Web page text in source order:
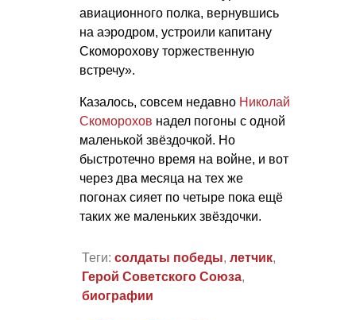
авиационного полка, вернувшись
на аэродром, устроили капитану
Скоморохову торжественную
встречу».
Казалось, совсем недавно Николай
Скоморохов надел погоны с одной
маленькой звёздочкой. Но
быстротечно время на войне, и вот
через два месяца на тех же
погонах сияет по четыре пока ещё
таких же маленьких звёздочки.
Теги: солдаты победы, летчик,
Герой Советского Союза,
биографии